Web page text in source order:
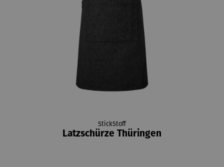
StickStoff
Latzschürze Thüringen